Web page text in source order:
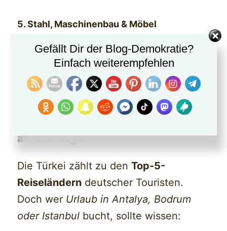
5. Stahl, Maschinenbau & Möbel
Stahlprodukte für Industrie & Bau
Möbelmarken:Bellona,Enza Home
Istikbal
an das Regime.
Die Türkei zählt zu denTop-5-
Reiseländern deutscher Touristen.
Doch wer Urlaub in Antalya, Bodrum
oder Istanbul bucht, sollte wissen:
Gefällt Dir der Blog-Demokratie?
Einfach weiterempfehlen